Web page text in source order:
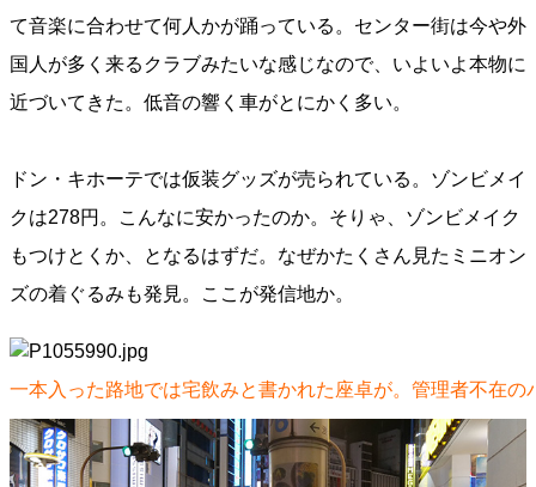
て音楽に合わせて何人かが踊っている。センター街は今や外
国人が多く来るクラブみたいな感じなので、いよいよ本物に
近づいてきた。低音の響く車がとにかく多い。
ドン・キホーテでは仮装グッズが売られている。ゾンビメイ
クは278円。こんなに安かったのか。そりゃ、ゾンビメイク
もつけとくか、となるはずだ。なぜかたくさん見たミニオン
ズの着ぐるみも発見。ここが発信地か。
一本入った路地では宅飲みと書かれた座卓が。管理者不在の